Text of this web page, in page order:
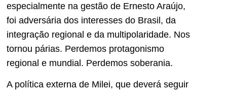
especialmente na gestão de Ernesto Araújo,
foi adversária dos interesses do Brasil, da
integração regional e da multipolaridade. Nos
tornou párias. Perdemos protagonismo
regional e mundial. Perdemos soberania.
A política externa de Milei, que deverá seguir